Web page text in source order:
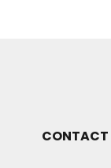
CONTACT